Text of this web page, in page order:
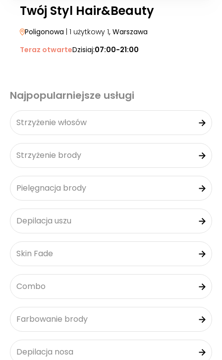
Twój Styl Hair&Beauty
Poligonowa | 1 użytkowy 1, Warszawa
Teraz otwarteDzisiaj:07:00-21:00
Najpopularniejsze usługi
Strzyżenie włosów
Strzyżenie brody
Pielęgnacja brody
Depilacja uszu
Skin Fade
Combo
Farbowanie brody
Depilacja nosa